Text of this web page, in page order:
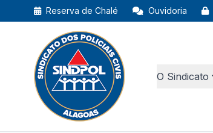
Reserva de Chalé Ouvidoria
O Sindicato